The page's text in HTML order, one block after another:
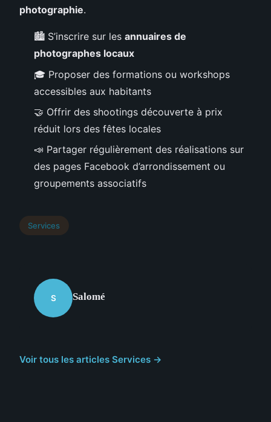
photographie.
🏙️ S’inscrire sur les annuaires de
photographes locaux
🎓 Proposer des formations ou workshops
accessibles aux habitants
🤝 Offrir des shootings découverte à prix
réduit lors des fêtes locales
📣 Partager régulièrement des réalisations sur
des pages Facebook d’arrondissement ou
groupements associatifs
Services
S Salomé
Voir tous les articles Services →